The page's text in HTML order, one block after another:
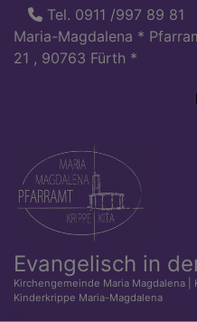
Direkt
zum
Inhalt
Tel. 0911 /997 89 81
Maria-Magdalena *
21 , 90763 Fürth *
Evangelisch in
Kirchengemeinde Maria Magdalena |
Kinderkrippe Maria-Magdalena